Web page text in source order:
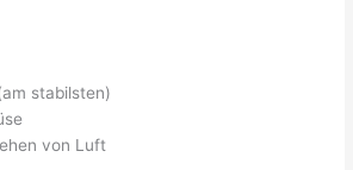
stabilsten)
von Luft